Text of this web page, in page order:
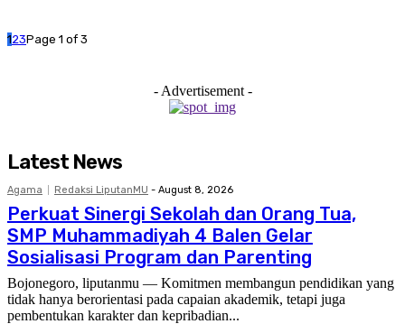
123Page 1 of 3
- Advertisement -
Latest News
Agama Redaksi LiputanMU - August 8, 2026
Perkuat Sinergi Sekolah dan Orang Tua,
SMP Muhammadiyah 4 Balen Gelar
Sosialisasi Program dan Parenting
Bojonegoro, liputanmu — Komitmen membangun pendidikan yang
tidak hanya berorientasi pada capaian akademik, tetapi juga
pembentukan karakter dan kepribadian...